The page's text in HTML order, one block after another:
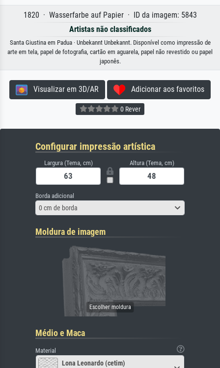
1820 · Wasserfarbe auf Papier · ID da imagem: 5843
Artistas não classificados
Santa Giustina em Padua · Unbekannt Unbekannt. Disponível como impressão de
arte em tela, papel de fotografia, cartão em aguarela, papel não revestido ou papel
japonês.
Visualizar em 3D/AR Adicionar aos favoritos
0 Rever
Configurar impressão artística
Largura (Tema, cm) Altura (Tema, cm)
Borda adicional
0 cm de borda
Moldura de imagem
Médio e Maca
Material
Lona Leonardo (cetim)